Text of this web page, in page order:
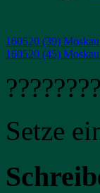
160520 (39)
160520 (45)
Setze